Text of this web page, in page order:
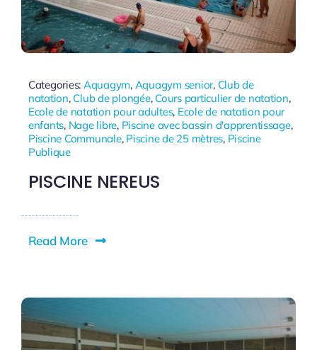
Categories: Aquagym, Aquagym senior, Club de
natation, Club de plongée, Cours particulier de natation,
Ecole de natation pour adultes, Ecole de natation pour
enfants, Nage libre, Piscine avec bassin d'apprentissage,
Piscine Communale, Piscine de 25 mètres, Piscine
Publique
PISCINE NEREUS
Read More